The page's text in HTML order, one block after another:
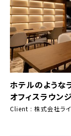
ホテルのような
オフィスラウン
Client : 株式会社ラ